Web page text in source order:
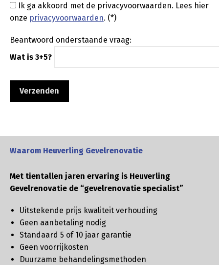
Ik ga akkoord met de privacyvoorwaarden. Lees hier
onze privacyvoorwaarden. (*)
Beantwoord onderstaande vraag:
Wat is 3+5?
Waarom Heuverling Gevelrenovatie
Met tientallen jaren ervaring is Heuverling
Gevelrenovatie de “gevelrenovatie specialist”
Uitstekende prijs kwaliteit verhouding
Geen aanbetaling nodig
Standaard 5 of 10 jaar garantie
Geen voorrijkosten
Duurzame behandelingsmethoden